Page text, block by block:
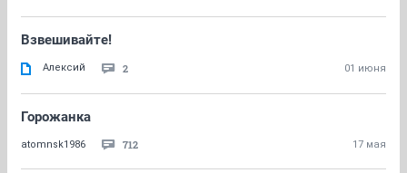
Взвешивайте!
Алексий 2 01 июня
Горожанка
atomnsk1986 712 17 мая